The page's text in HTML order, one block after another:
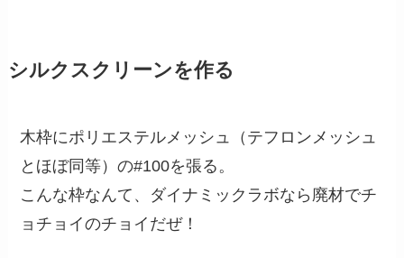
シルクスクリーンを作る
木枠にポリエステルメッシュ（テフロンメッシュ
とほぼ同等）の#100を張る。
こんな枠なんて、ダイナミックラボなら廃材でチ
ョチョイのチョイだぜ！